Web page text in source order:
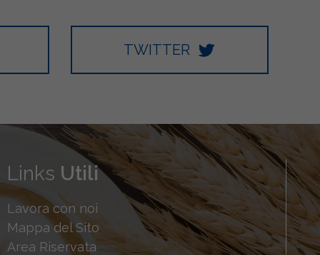
TWITTER
Links Utili
Lavora con noi
Mappa del Sito
Area Riservata